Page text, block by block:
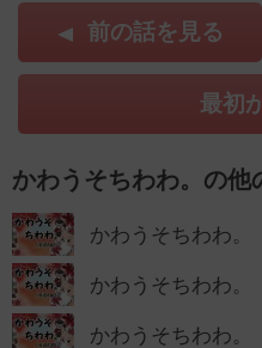
前の話を見る
最初
かわうそちわわ。の他
かわうそちわわ。
かわうそちわわ。
かわうそちわわ。